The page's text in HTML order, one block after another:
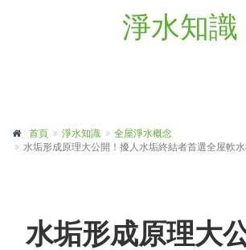
淨水知識
首頁 淨水知識
全屋淨水概念
水垢形成原理大公開！擾人水垢終結者首選全屋軟
水垢形成原理大